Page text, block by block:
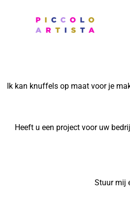
Ik kan knuffels op maat voor je
Heeft u een project voor uw
Stuur mij